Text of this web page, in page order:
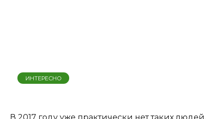
ИНТЕРЕСНО
В 2017 году уже практически нет таких людей,